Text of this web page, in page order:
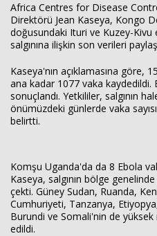
Africa Centres for Disease
Direktörü Jean Kaseya, Kongo
doğusundaki Ituri ve Kuzey-
salgınına ilişkin son verileri
Kaseya'nın açıklamasına göre,
ana kadar 1077 vaka kaydedildi.
sonuçlandı. Yetkililer, salgının
önümüzdeki günlerde vaka
belirtti.
Komşu Uganda'da da 8 Ebola
Kaseya, salgının bölge
çekti. Güney Sudan, Ruanda,
Cumhuriyeti, Tanzanya,
Burundi ve Somali'nin de
edildi.